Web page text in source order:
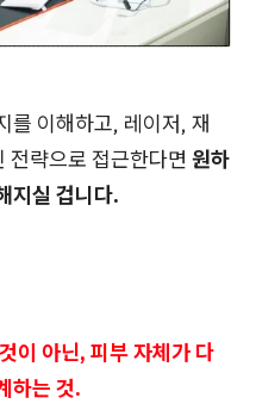
를 이해하고, 레이저, 재
전략으로 접근한다면 원하
지실 겁니다.
이 아닌, 피부 자체가 다
하는 것.